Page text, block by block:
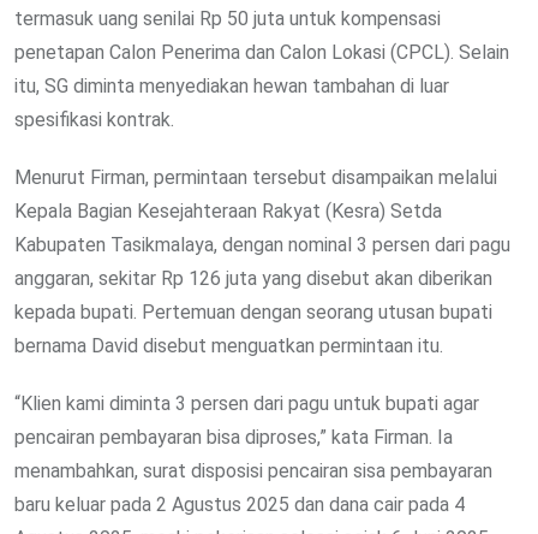
termasuk uang senilai Rp 50 juta untuk kompensasi
penetapan Calon Penerima dan Calon Lokasi (CPCL). Selain
itu, SG diminta menyediakan hewan tambahan di luar
spesifikasi kontrak.
Menurut Firman, permintaan tersebut disampaikan melalui
Kepala Bagian Kesejahteraan Rakyat (Kesra) Setda
Kabupaten Tasikmalaya, dengan nominal 3 persen dari pagu
anggaran, sekitar Rp 126 juta yang disebut akan diberikan
kepada bupati. Pertemuan dengan seorang utusan bupati
bernama David disebut menguatkan permintaan itu.
“Klien kami diminta 3 persen dari pagu untuk bupati agar
pencairan pembayaran bisa diproses,” kata Firman. Ia
menambahkan, surat disposisi pencairan sisa pembayaran
baru keluar pada 2 Agustus 2025 dan dana cair pada 4